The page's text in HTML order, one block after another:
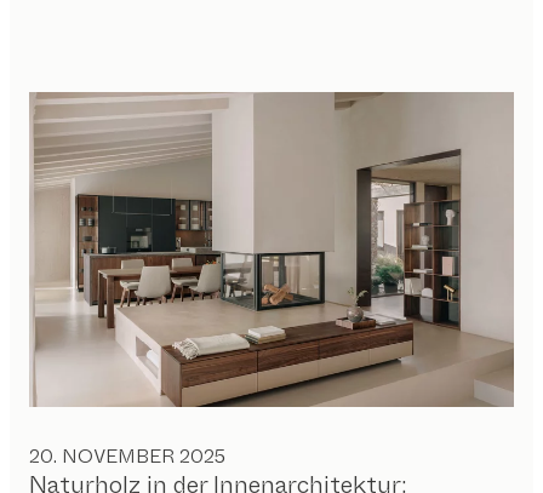
20. NOVEMBER 2025
Naturholz in der Innenarchitektur: